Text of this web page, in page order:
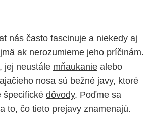
nás často fascinuje a niekedy aj
ak nerozumieme jeho príčinám.
, jej neustále mňaukanie alebo
nosa sú bežné javy, ktoré
špecifické dôvody. Poďme sa
to, čo tieto prejavy znamenajú.